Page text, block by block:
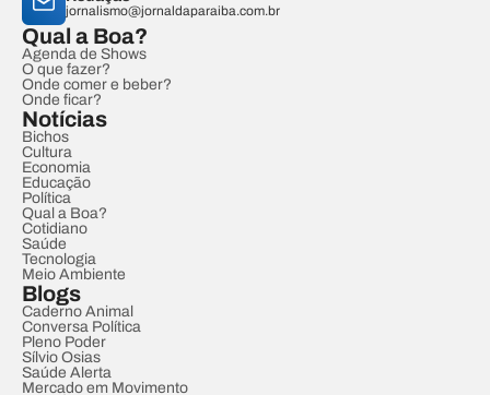
jornalismo@jornaldaparaiba.com.br
Qual a Boa?
Agenda de Shows
O que fazer?
Onde comer e beber?
Onde ficar?
Notícias
Bichos
Cultura
Economia
Educação
Política
Qual a Boa?
Cotidiano
Saúde
Tecnologia
Meio Ambiente
Blogs
Caderno Animal
Conversa Política
Pleno Poder
Sílvio Osias
Saúde Alerta
Mercado em Movimento